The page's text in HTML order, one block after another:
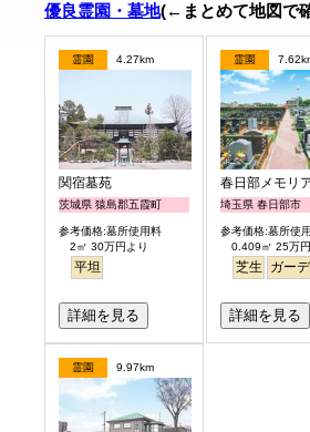
優良霊園・墓地(←まとめて地図で
霊園 4.27km
関宿墓苑
茨城県 猿島郡五霞町
参考価格:墓所使用料
2㎡ 30万円より
平坦
詳細を見る
霊園
春日部メモリ
埼玉県 春日部市
参考価格:墓所使
0.409㎡ 25万
芝生 ガー
詳細を見る
霊園 9.97km